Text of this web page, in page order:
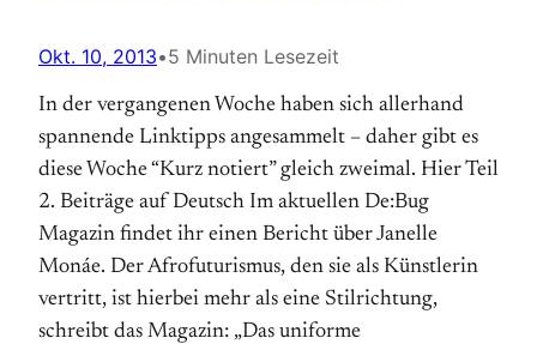
Okt. 10, 2013•5 Minuten Lesezeit
In der vergangenen Woche haben sich allerhand
spannende Linktipps angesammelt – daher gibt es
diese Woche “Kurz notiert” gleich zweimal. Hier Teil
2. Beiträge auf Deutsch Im aktuellen De:Bug
Magazin findet ihr einen Bericht über Janelle
Monáe. Der Afrofuturismus, den sie als Künstlerin
vertritt, ist hierbei mehr als eine Stilrichtung,
schreibt das Magazin: „Das uniforme